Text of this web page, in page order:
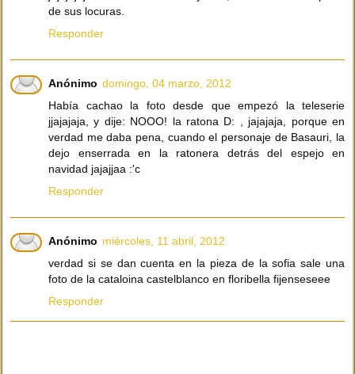
de sus locuras.
Responder
Anónimo domingo, 04 marzo, 2012
Había cachao la foto desde que empezó la teleserie
jjajajaja, y dije: NOOO! la ratona D: , jajajaja, porque en
verdad me daba pena, cuando el personaje de Basauri, la
dejo enserrada en la ratonera detrás del espejo en
navidad jajajjaa :'c
Responder
Anónimo miércoles, 11 abril, 2012
verdad si se dan cuenta en la pieza de la sofia sale una
foto de la cataloina castelblanco en floribella fijenseseee
Responder